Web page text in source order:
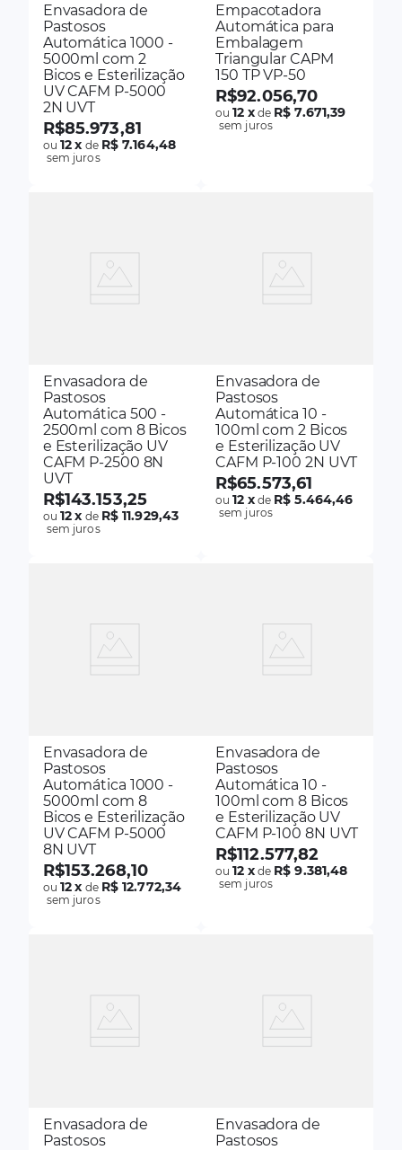
Envasadora de
Pastosos
Automática 1000 -
5000ml com 2
Bicos e Esterilização
UV CAFM P-5000
2N UVT
R$85.973,81
ou12x de R$ 7.164,48
sem juros
Empacotadora
Automática para
Embalagem
Triangular CAPM
150 TP VP-50
R$92.056,70
ou12 xde R$ 7.671,39
sem juros
Envasadora de
Pastosos
Automática 500 -
2500ml com 8 Bicos
e Esterilização UV
CAFM P-2500 8N
UVT
R$143.153,25
ou12x de R$ 11.929,43
sem juros
Envasadora de
Pastosos
Automática 10 -
100ml com 2 Bicos
e Esterilização UV
CAFM P-100 2N UVT
R$65.573,61
ou12 xde R$ 5.464,46
sem juros
Envasadora de
Pastosos
Automática 1000 -
5000ml com 8
Bicos e Esterilização
UV CAFM P-5000
8N UVT
R$153.268,10
ou12x de R$ 12.772,34
sem juros
Envasadora de
Pastosos
Automática 10 -
100ml com 8 Bicos
e Esterilização UV
CAFM P-100 8N UVT
R$112.577,82
ou12 xde R$ 9.381,48
sem juros
Envasadora de
Pastosos
Envasadora de
Pastosos